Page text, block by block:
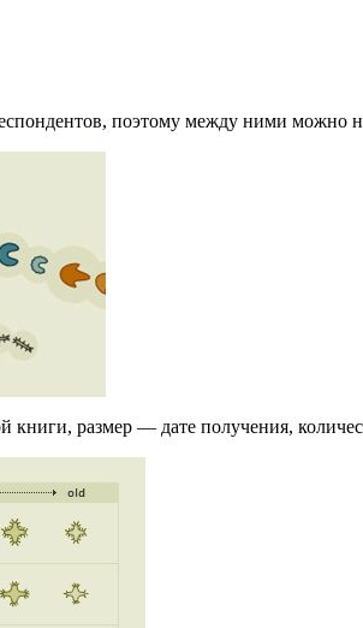
поэтому между ними можно
книги, размер — дате получения,